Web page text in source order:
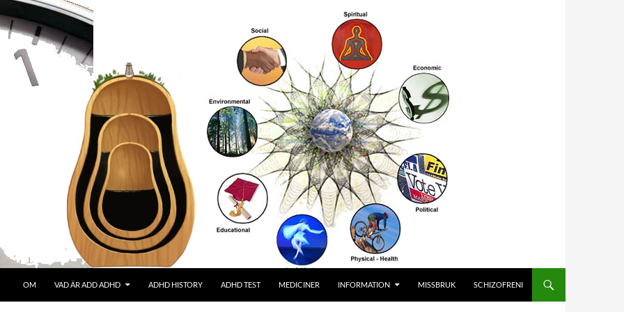
OM VAD ÄR ADD ADHD ADHD HISTORY ADHD TEST MEDICINER INFORMATION MISSBRUK SCHIZOFRENI